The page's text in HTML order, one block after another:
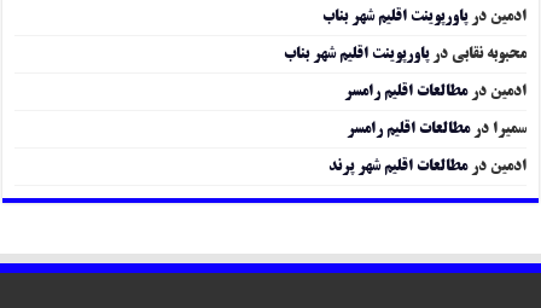
ادمین درپاورپوینت اقلیم شهر بناب
محبوبه نقابی درپاورپوینت اقلیم شهر بناب
ادمین درمطالعات اقلیم رامسر
سمیرا درمطالعات اقلیم رامسر
ادمین درمطالعات اقلیم شهر پرند